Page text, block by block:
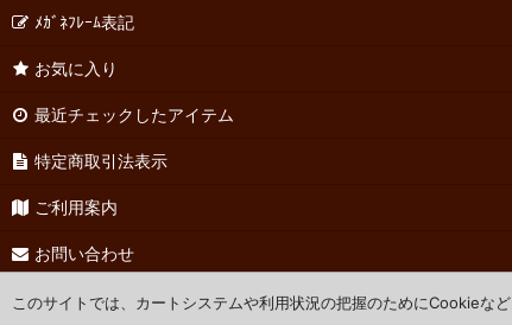
ﾒｶﾞﾈﾌﾚｰﾑ表記
お気に入り
最近チェックしたアイテム
特定商取引法表示
ご利用案内
お問い合わせ
このサイトでは、カートシステムや利用状況の把握のためにCookieな